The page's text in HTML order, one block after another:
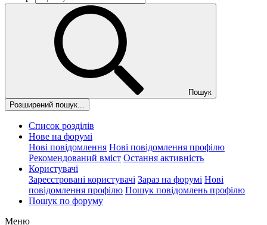
Пошук
Розширений пошук...
Список розділів
Нове на форумі
Нові повідомлення Нові повідомлення профілю
Рекомендований вміст Остання активність
Користувачі
Зареєстровані користувачі Зараз на форумі Нові
повідомлення профілю Пошук повідомлень профілю
Пошук по форуму
Меню